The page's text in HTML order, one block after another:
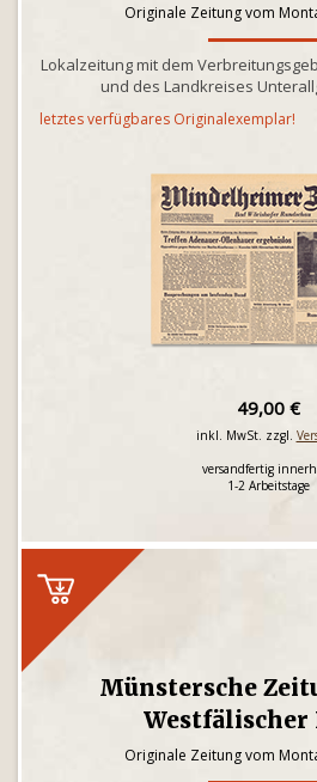
Originale Zeitung vom
Lokalzeitung mit dem
und des Landkreises
letztes verfügbares Originalexemplar!
49,00 €
inkl. MwSt. zzgl.
versandfertig
1-2 Arbeitstage
Münstersche
Westfälischer
Originale Zeitung vom